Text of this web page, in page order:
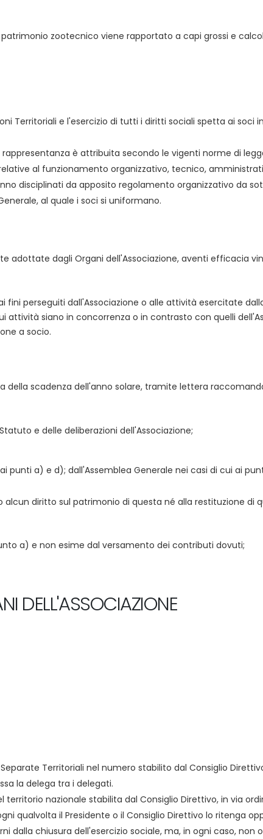
zootecnico viene rapportato a capi grossi e
Territoriali e l'esercizio di tutti i diritti sociali spetta ai
è attribuita secondo le vigenti norme di
al funzionamento organizzativo, tecnico,
disciplinati da apposito regolamento organizzativo da
al quale i soci si uniformano.
adottate dagli Organi dell'Associazione, aventi efficacia
perseguiti dall'Associazione o alle attività esercitate
siano in concorrenza o in contrasto con quelli
a socio.
scadenza dell'anno solare, tramite lettera
e delle deliberazioni dell'Associazione;
punti a) e d); dall'Assemblea Generale nei casi di cui ai
diritto sul patrimonio di questa né alla restituzione di
a) e non esime dal versamento dei contributi dovuti;
DELL'ASSOCIAZIONE
Territoriali nel numero stabilito dal Consiglio
la delega tra i delegati.
nazionale stabilita dal Consiglio Direttivo, in via
qualvolta il Presidente o il Consiglio Direttivo lo ritenga
chiusura dell'esercizio sociale, ma, in ogni caso,